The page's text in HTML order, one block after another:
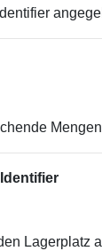
Lagerplatz